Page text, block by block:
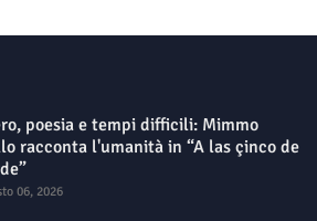
poesia e tempi difficili: Mimmo
racconta l'umanità in “A las çinco de
06, 2026